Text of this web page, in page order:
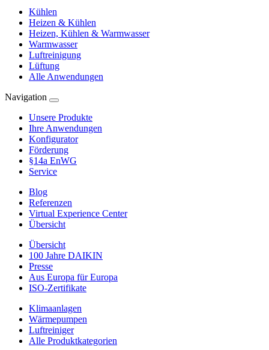
Kühlen
Heizen & Kühlen
Heizen, Kühlen & Warmwasser
Warmwasser
Luftreinigung
Lüftung
Alle Anwendungen
Navigation
Unsere Produkte
Ihre Anwendungen
Konfigurator
Förderung
§14a EnWG
Service
Blog
Referenzen
Virtual Experience Center
Übersicht
Übersicht
100 Jahre DAIKIN
Presse
Aus Europa für Europa
ISO-Zertifikate
Klimaanlagen
Wärmepumpen
Luftreiniger
Alle Produktkategorien